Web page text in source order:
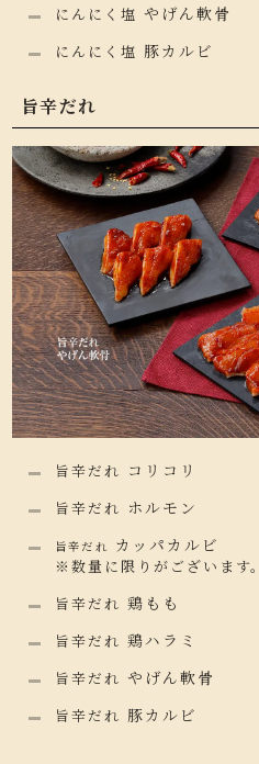
にんにく塩 やげん軟骨
にんにく塩 豚カルビ
旨辛だれ
旨辛だれ コリコリ
旨辛だれ ホルモン
旨辛だれ カッパカルビ
※数量に限りがございます
旨辛だれ 鶏もも
旨辛だれ 鶏ハラミ
旨辛だれ やげん軟骨
旨辛だれ 豚カルビ